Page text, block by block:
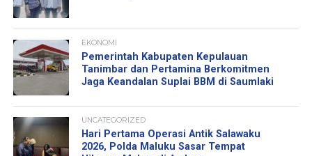
EKONOMI
Pemerintah Kabupaten Kepulauan
Tanimbar dan Pertamina Berkomitmen
Jaga Keandalan Suplai BBM di Saumlaki
UNCATEGORIZED
Hari Pertama Operasi Antik Salawaku
2026, Polda Maluku Sasar Tempat